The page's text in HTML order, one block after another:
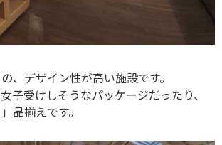
、デザイン性が高い施設です。
子受けしそうなパッケージだったり、
品揃えです。